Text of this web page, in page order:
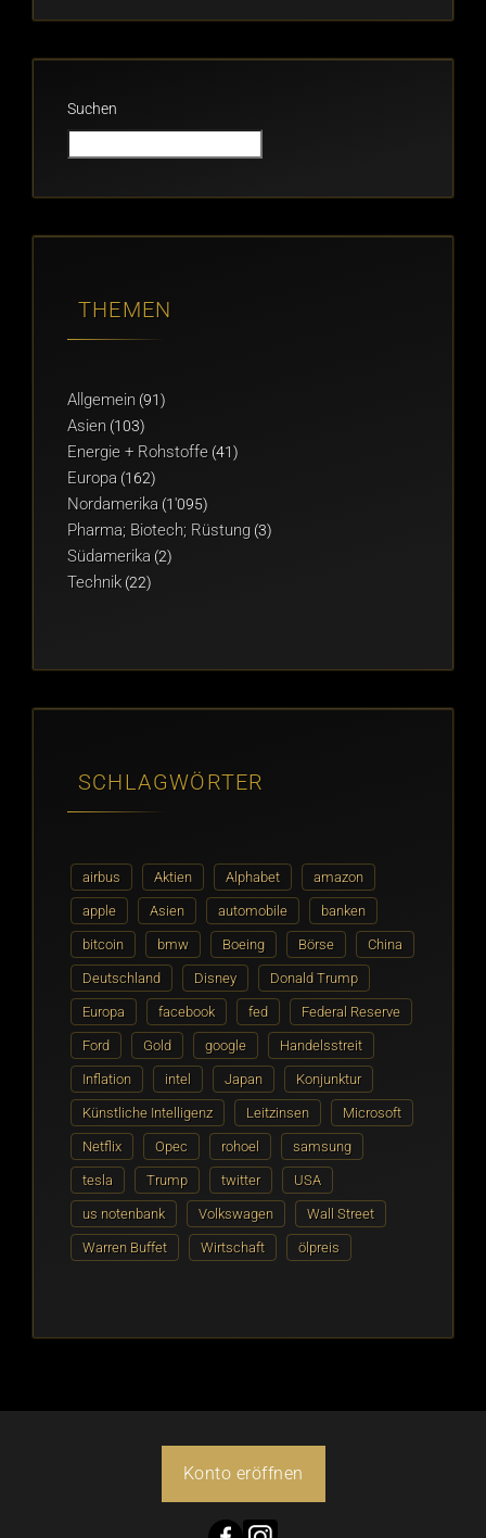
Suchen
THEMEN
Allgemein (91)
Asien (103)
Energie + Rohstoffe (41)
Europa (162)
Nordamerika (1'095)
Pharma; Biotech; Rüstung (3)
Südamerika (2)
Technik (22)
SCHLAGWÖRTER
airbus Aktien Alphabet amazon
apple Asien automobile banken
bitcoin bmw Boeing Börse China
Deutschland Disney Donald Trump
Europa facebook fed Federal Reserve
Ford Gold google Handelsstreit
Inflation intel Japan Konjunktur
Künstliche Intelligenz Leitzinsen Microsoft
Netflix Opec rohoel samsung
tesla Trump twitter USA
us notenbank Volkswagen Wall Street
Warren Buffet Wirtschaft ölpreis
Konto eröffnen